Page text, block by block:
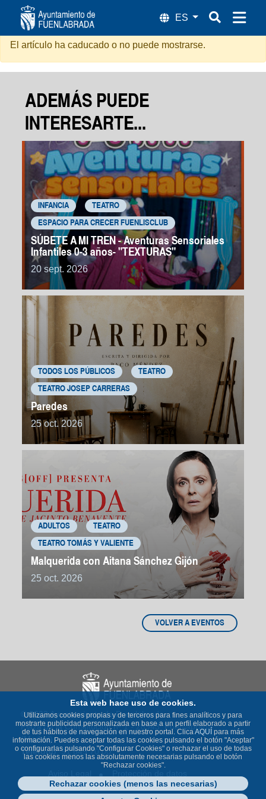
Sangre en los Tacones
El artículo ha caducado o no puede mostrarse.
ADEMÁS PUEDE
INTERESARTE...
INFANCIA TEATRO
ESPACIO PARA CRECER FUENLISCLUB
SÚBETE A MI TREN - Aventuras Sensoriales
Infantiles 0-3 años- "TEXTURAS"
20 sept. 2026
TODOS LOS PÚBLICOS TEATRO
TEATRO JOSEP CARRERAS
Paredes
25 oct. 2026
ADULTOS TEATRO
TEATRO TOMÁS Y VALIENTE
Malquerida con Aitana Sánchez Gijón
25 oct. 2026
VOLVER A EVENTOS
© 2023 Ayuntamiento de Fuenlabrada
Plaza de la Constitución nº 1 - 28943 Fuenlabrada
(Madrid)
Teléfono: 91 649 70 00
Política de Cookies
Accesibilidad
Esta web hace uso de cookies.
Utilizamos cookies propias y de terceros para fines analíticos y para
mostrarte publicidad personalizada en base a un perfil elaborado a partir
de tus hábitos de navegación en nuestro portal. ClicaAQUÍ para más
información. Puedes aceptar todas las cookies pulsando el botón "Aceptar"
o configurarlas pulsando "Configurar Cookies" o rechazar el uso de todas
las cookies menos las absolutamente necesarias pulsando el botón
"Rechazar cookies".
Rechazar cookies (menos las necesarias)